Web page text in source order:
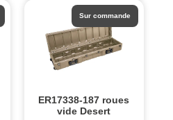
ER17338-187 roues
vide Desert
Sur commande